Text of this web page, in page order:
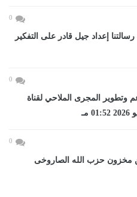
0
إعداد جيل قادر على التفكير
0
وتطوير المجرى الملاحي لقناة
0